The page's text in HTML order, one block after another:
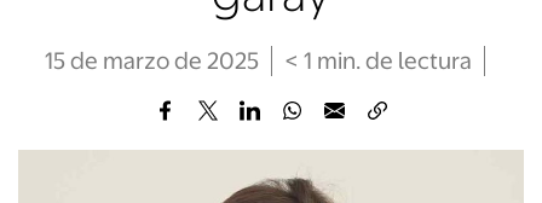
15 de marzo de 2025 < 1 min. de lectura